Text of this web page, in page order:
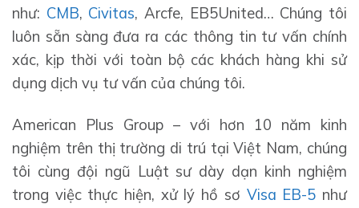
như: CMB, Civitas, Arcfe, EB5United… Chúng tôi
luôn sẵn sàng đưa ra các thông tin tư vấn chính
xác, kịp thời với toàn bộ các khách hàng khi sử
dụng dịch vụ tư vấn của chúng tôi.
American Plus Group – với hơn 10 năm kinh
nghiệm trên thị trường di trú tại Việt Nam, chúng
tôi cùng đội ngũ Luật sư dày dạn kinh nghiệm
trong việc thực hiện, xử lý hồ sơ Visa EB-5 như